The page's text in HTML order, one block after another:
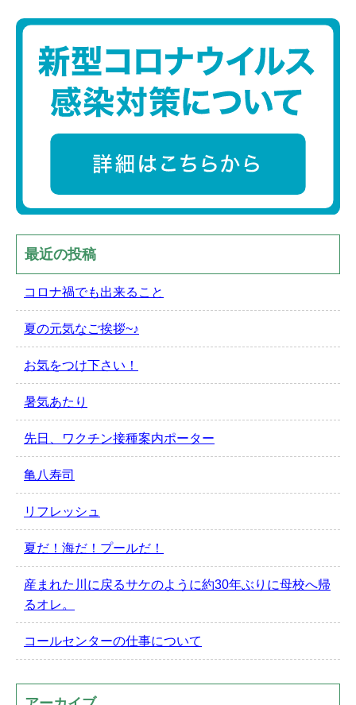
最近の投稿
コロナ禍でも出来ること
夏の元気なご挨拶~♪
お気をつけ下さい！
暑気あたり
先日、ワクチン接種案内ポーター
亀八寿司
リフレッシュ
夏だ！海だ！プールだ！
産まれた川に戻るサケのように約30年ぶりに母校へ帰
るオレ。
コールセンターの仕事について